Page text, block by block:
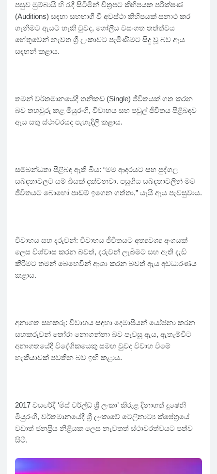
පසුව මුම්බායි හි රැඳී සිටිමින් චිත්‍රපට කිහිපයක පරීක්ෂණ
(Auditions) සඳහා සහභාගී වී අවස්ථා කිහිපයක් සනාථ කර
ගැනීමට ඇයට හැකි වුවද, ගෝලීය වසංගත තත්ත්වය
හේතුවෙන් නැවත ශ්‍රී ලංකාවට පැමිණීමට සිදු වූ බව ඇය
සඳහන් කළාය.
තමන් වර්තමානයේදී තනිකඩ (Single) ජීවිතයක් ගත කරන
බව තහවුරු කළ මියුරංගි, විවාහය සහ පවුල් ජීවිතය පිළිබඳව
ඇය සතු ස්ථාවරයද පැහැදිලි කළාය.
සම්බන්ධතා පිළිබඳ ඇති බිය: “මම ආදරයට සහ පුද්ගල
සබඳතාවලට යම් බියක් දක්වනවා. පසුගිය සබඳතාවලින් මම
ජීවිතයට බොහෝ පාඩම් ඉගෙන ගත්තා,” යැයි ඇය පැවසුවාය.
විවාහය සහ දරුවන්: විවාහය ජීවිතයට අත්‍යවශ්‍ය අංගයක්
ලෙස විශ්වාස කරන බවත්, දරුවන් ලැබීමට සහ ඇති දැඩි
කිරීමට තමන් බෙහෙවින් ආශා කරන බවත් ඇය අවධාරණය
කළාය.
අනාගත සහකරු: විවාහය සඳහා දෙමාපියන් යෝජනා කරන
සහකරුවන් තෝරා නොගන්නා බව පැවසූ ඇය, ඇතැම්විට
අනාගතයේදී විදේශිකයෙකු සමඟ වුවද විවාහ වීමේ
හැකියාවක් පවතින බව ඉඟි කළාය.
2017 වසරේදී ‘මිස් වර්ල්ඩ් ශ්‍රී ලංකා’ කිරුළ දිනාගත් දුෂේනි
මියුරංගි, වර්තමානයේදී ශ්‍රී ලංකාවේ ටෙලිනාට්‍ය ක්ෂේත්‍රයේ
වඩාත් ජනප්‍රිය නිළියක ලෙස නැවතත් ස්ථාවරත්වයට පත්ව
සිටී.